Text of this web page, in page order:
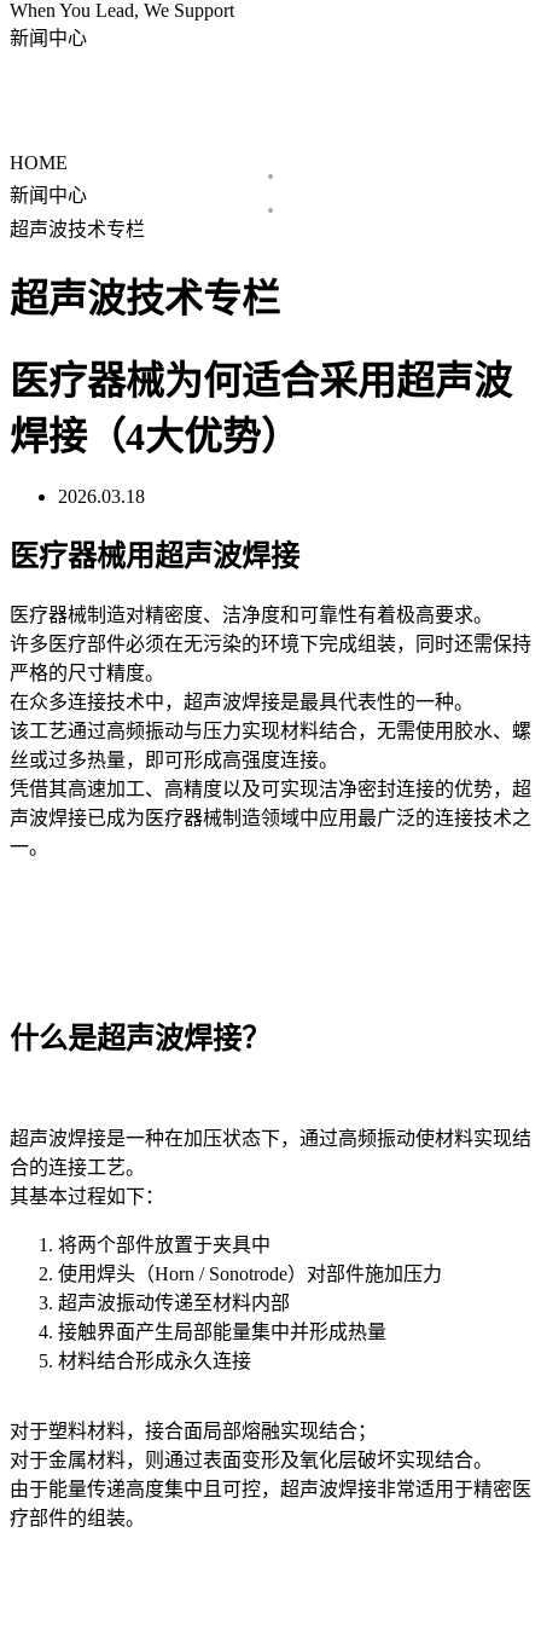
When You Lead, We Support
新闻中心
HOME
新闻中心
超声波技术专栏
超声波技术专栏
医疗器械为何适合采用超声波
焊接（4大优势）
2026.03.18
医疗器械用超声波焊接
医疗器械制造对精密度、洁净度和可靠性有着极高要求。
许多医疗部件必须在无污染的环境下完成组装，同时还需保持
严格的尺寸精度。
在众多连接技术中，超声波焊接是最具代表性的一种。
该工艺通过高频振动与压力实现材料结合，无需使用胶水、螺
丝或过多热量，即可形成高强度连接。
凭借其高速加工、高精度以及可实现洁净密封连接的优势，超
声波焊接已成为医疗器械制造领域中应用最广泛的连接技术之
一。
什么是超声波焊接？
超声波焊接是一种在加压状态下，通过高频振动使材料实现结
合的连接工艺。
其基本过程如下：
将两个部件放置于夹具中
使用焊头（Horn / Sonotrode）对部件施加压力
超声波振动传递至材料内部
接触界面产生局部能量集中并形成热量
材料结合形成永久连接
对于塑料材料，接合面局部熔融实现结合；
对于金属材料，则通过表面变形及氧化层破坏实现结合。
由于能量传递高度集中且可控，超声波焊接非常适用于精密医
疗部件的组装。